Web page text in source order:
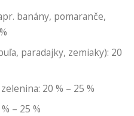
banány, pomaranče,
paradajky, zemiaky): 20
20 % – 25 %
– 25 %